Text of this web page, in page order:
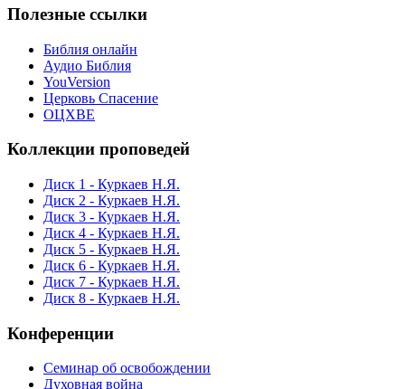
Полезные ссылки
Библия онлайн
Аудио Библия
YouVersion
Церковь Спасение
ОЦХВЕ
Коллекции проповедей
Диск 1 - Куркаев Н.Я.
Диск 2 - Куркаев Н.Я.
Диск 3 - Куркаев Н.Я.
Диск 4 - Куркаев Н.Я.
Диск 5 - Куркаев Н.Я.
Диск 6 - Куркаев Н.Я.
Диск 7 - Куркаев Н.Я.
Диск 8 - Куркаев Н.Я.
Конференции
Семинар об освобождении
Духовная война